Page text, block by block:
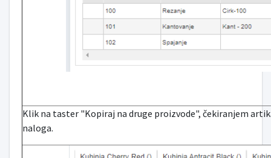
Klik na taster "Kopiraj na druge proizvode", čekiranjem
naloga.